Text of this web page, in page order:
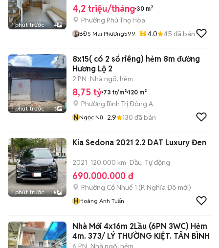
1 phút trước 4
4,2 triệu/tháng 30 m²
Phường Phú Thọ Hòa
BĐS Mai Phương599 4.0 45 đã bán
1 phút trước 3
8x15( có 2 sổ riêng) hẻm 8m đường
Hương Lộ 2
2 PN Nhà ngõ, hẻm
8,75 tỷ 73 tr/m² 120 m²
Phường Bình Trị Đông A
NNgọc Nữ 2.9 130 đã bán
1 phút trước 5
Kia Sedona 2021 2.2 DAT Luxury Đen
2021 120.000 km Dầu Tự động
690.000.000 đ
Phường Cổ Nhuế 1 (P. Nghĩa Đô mới)
HHoàng Anh Tuấn
Nhà Mới 4x16m 2Lầu (6PN 3WC) Hẻm
4m. 373/ LÝ THƯỜNG KIỆT. TÂN BÌNH
6 PN Nhà ngõ, hẻm